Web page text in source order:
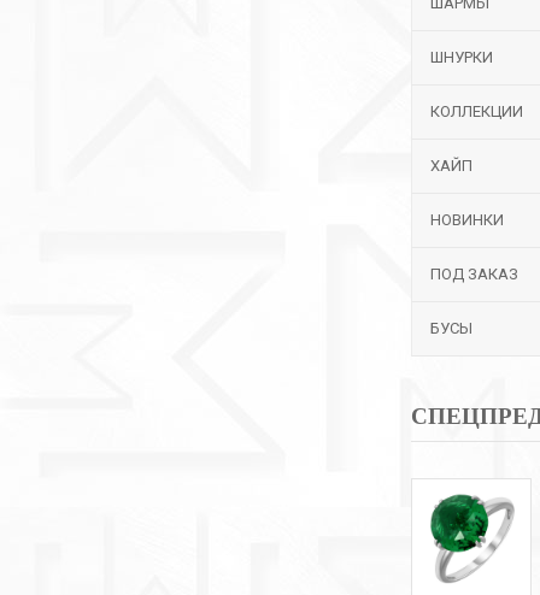
ШНУРКИ
КОЛЛЕКЦИИ
ХАЙП
НОВИНКИ
ПОД ЗАКАЗ
БУСЫ